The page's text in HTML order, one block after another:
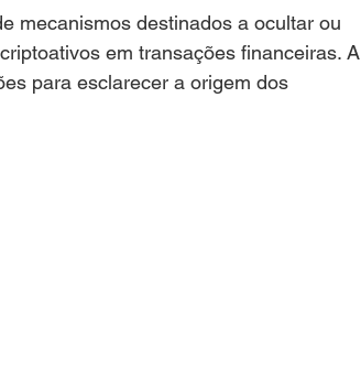
mecanismos destinados a ocultar ou
em transações financeiras. A
para esclarecer a origem dos